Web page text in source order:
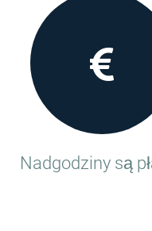
Nadgodziny są